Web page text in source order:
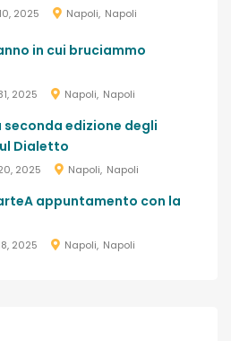
2025 Napoli Napoli
in cui bruciammo
2025 Napoli Napoli
seconda edizione degli
Dialetto
2025 Napoli Napoli
appuntamento con la
2025 Napoli Napoli